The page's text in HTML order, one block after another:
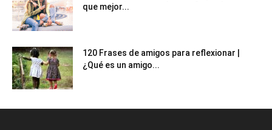
que mejor...
120 Frases de amigos para reflexionar |
¿Qué es un amigo...